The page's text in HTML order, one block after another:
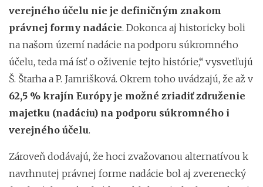
verejného účelu nie je definičným znakom
právnej formy nadácie. Dokonca aj historicky boli
na našom území nadácie na podporu súkromného
účelu, teda má ísť o oživenie tejto histórie,“ vysvetľujú
Š. Štarha a P. Jamrišková. Okrem toho uvádzajú, že až v
62,5 % krajín Európy je možné zriadiť združenie
majetku (nadáciu) na podporu súkromného i
verejného účelu.
Zároveň dodávajú, že hoci zvažovanou alternatívou k
navrhnutej právnej forme nadácie bol aj zverenecký